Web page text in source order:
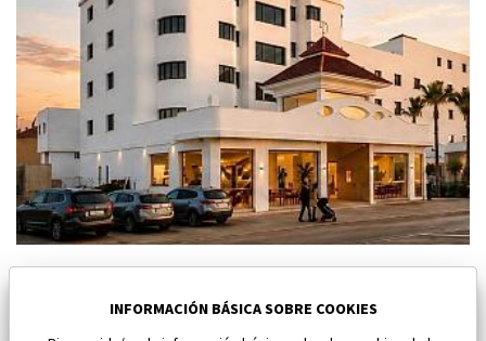
Los AlcazaresINFORMACIÓN BÁSICA SOBRE COOKIES